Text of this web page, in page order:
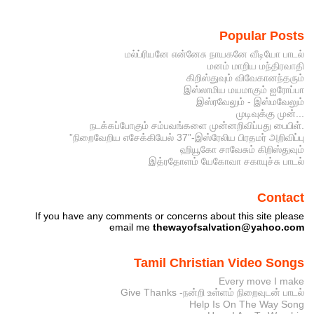
Popular Posts
மல்ப்ரியனே என்னேசு நாயகனே வீடியோ பாடல்
மனம் மாறிய மந்திரவாதி
கிறிஸ்துவும் விவேகானந்தரும்
இஸ்லாமிய மயமாகும் ஐரோப்பா
இஸ்ரவேலும் - இஸ்மவேலும்
முடிவுக்கு முன்...
நடக்கப்போகும் சம்பவங்களை முன்னறிவிப்பது பைபிள்.
”நிறைவேறிய எசேக்கியேல் 37”-இஸ்ரேலிய பிரதமர் அறிவிப்பு
ஹியூகோ சாவேசும் கிறிஸ்துவும்
இத்ரதோளம் யேகோவா சகாயுச்சு பாடல்
Contact
If you have any comments or concerns about this site please
email me thewayofsalvation@yahoo.com
Tamil Christian Video Songs
Every move I make
Give Thanks -நன்றி உள்ளம் நிறைவுடன் பாடல்
Help Is On The Way Song